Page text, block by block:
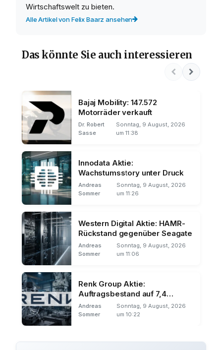
Wirtschaftswelt zu bieten.
Alle Artikel von Felix Baarz ansehen
Das könnte Sie auch interessieren
Bajaj Mobility: 147.572
Motorräder verkauft
Dr. Robert
Sasse
Sonntag, 9 August, 2026
um 11:38
Innodata Aktie:
Wachstumsstory unter Druck
Andreas
Sommer
Sonntag, 9 August, 2026
um 11:26
Western Digital Aktie: HAMR-
Rückstand gegenüber Seagate
Andreas
Sommer
Sonntag, 9 August, 2026
um 11:06
Renk Group Aktie:
Auftragsbestand auf 7,4
Milliarden
Andreas
Sommer
Sonntag, 9 August, 2026
um 10:22